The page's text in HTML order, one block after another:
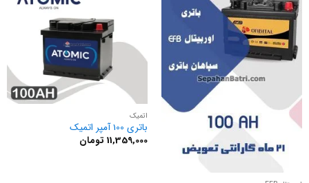
اتمیک
باتری 100 آمپر اتمیک
11,359,000 تومان